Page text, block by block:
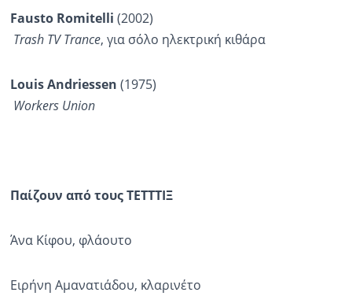
Fausto Romitelli (2002)
Trash TV Trance, για σόλο ηλεκτρική κιθάρα
Louis Andriessen (1975)
Workers Union
Παίζουν από τους ΤΕΤΤΤΙΞ
Άνα Κίφου, φλάουτο
Ειρήνη Αμανατιάδου, κλαρινέτο